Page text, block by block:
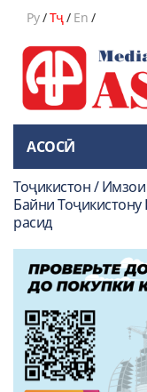
Ру/Тҷ/ En /
АСОСӢ
Тоҷикистон /
Байни
расид